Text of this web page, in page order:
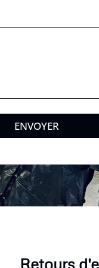
ENVOYER
Retours